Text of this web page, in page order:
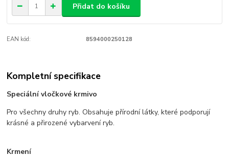
Přidat do košíku
EAN kód: 8594000250128
Kompletní specifikace
Speciální vločkové krmivo
Pro všechny druhy ryb. Obsahuje přírodní látky, které podporují
krásné a přirozené vybarvení ryb.
Krmení